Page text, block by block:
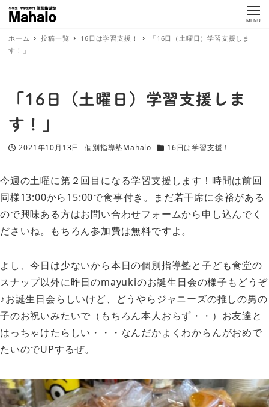
MENU
ホーム 投稿一覧 16日は学習支援！
「16日（土曜日）学習支援しま
す！」
「16日（土曜日）学習支援しま
す！」
投稿日
2021年10月13日
著
個別指導塾Mahalo
カテゴリー
16日は学習支援！
今週の土曜に第２回目になる学習支援します！時間は前回
同様13:00から15:00で食事付き。まだ若干席に余裕がある
ので興味ある方はお問い合わせフォームから申し込んでく
ださいね。もちろん参加費は無料ですよ。
よし、今日は少ないから本日の個別指導塾と子ども食堂の
スナップ以外に昨日のmayukiのお誕生日会の様子もどうぞ
♪お誕生日会らしいけど、どうやらジャニーズの推しの男の
子のお祝いみたいで（もちろん本人おらず・・）お友達と
はっちゃけたらしい・・・なんだかよくわからんがおめで
たいのでUPするぜ。